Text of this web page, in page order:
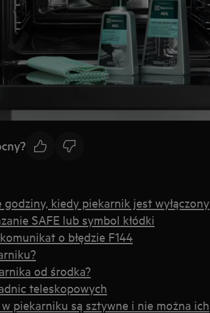
kiedy piekarnik jest wyłączony
SAFE lub symbol kłódki
o błędzie F144
od środka?
teleskopowych
piekarniku są sztywne i nie można ich